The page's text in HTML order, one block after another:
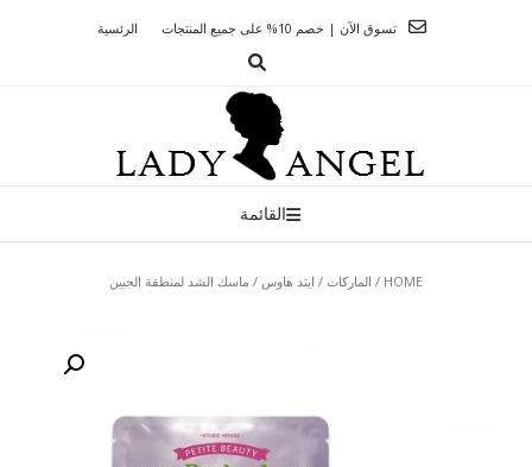
الرئسية تسوق الآن | خصم 10% على جميع المنتجات
القائمة
HOME
/ الماركات / ايتد هاوس / ماسك الشد لمنطقة الجبين